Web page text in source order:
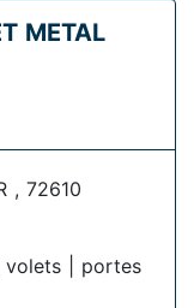
METAL
, 72610
volets | portes